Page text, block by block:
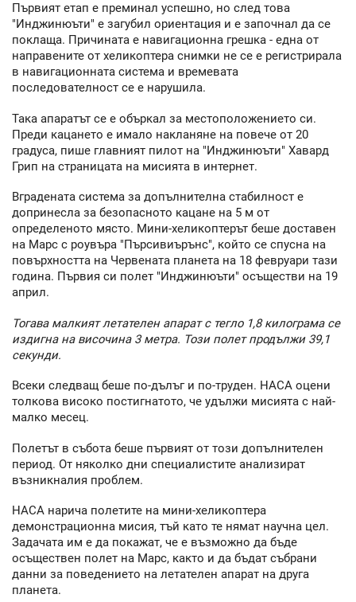
Първият етап е преминал успешно, но след това
"Инджинюъти" е загубил ориентация и е започнал да се
поклаща. Причината е навигационна грешка - една от
направените от хеликоптера снимки не се е регистрирала
в навигационната система и времевата
последователност се е нарушила.
Така апаратът се е объркал за местоположението си.
Преди кацането е имало накланяне на повече от 20
градуса, пише главният пилот на "Инджинюъти" Хавард
Грип на страницата на мисията в интернет.
Вградената система за допълнителна стабилност е
допринесла за безопасното кацане на 5 м от
определеното място. Мини-хеликоптерът беше доставен
на Марс с роувъра "Пърсивиърънс", който се спусна на
повърхността на Червената планета на 18 февруари тази
година. Първия си полет "Инджинюъти" осъществи на 19
април.
Тогава малкият летателен апарат с тегло 1,8 килограма се
издигна на височина 3 метра. Този полет продължи 39,1
секунди.
Всеки следващ беше по-дълъг и по-труден. НАСА оцени
толкова високо постигнатото, че удължи мисията с най-
малко месец.
Полетът в събота беше първият от този допълнителен
период. От няколко дни специалистите анализират
възникналия проблем.
НАСА нарича полетите на мини-хеликоптера
демонстрационна мисия, тъй като те нямат научна цел.
Задачата им е да покажат, че е възможно да бъде
осъществен полет на Марс, както и да бъдат събрани
данни за поведението на летателен апарат на друга
планета.